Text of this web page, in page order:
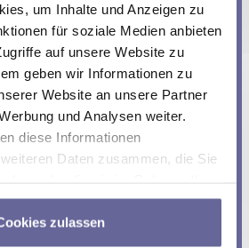
um Inhalte und Anzeigen zu
für soziale Medien anbieten
auf unsere Website zu
geben wir Informationen zu
Website an unsere Partner
und Analysen weiter.
diese Informationen
Daten zusammen, die Sie
gesammelt haben.
zulassen
6.20 verfügt diese
Software auch über
Features, die Ihren TEC
machen. Wenn Sie die
auf Ihr Gerät laden (oder ein
kaufen), stehen Ihnen alle
150 Betriebsstunden zum
kaufen: